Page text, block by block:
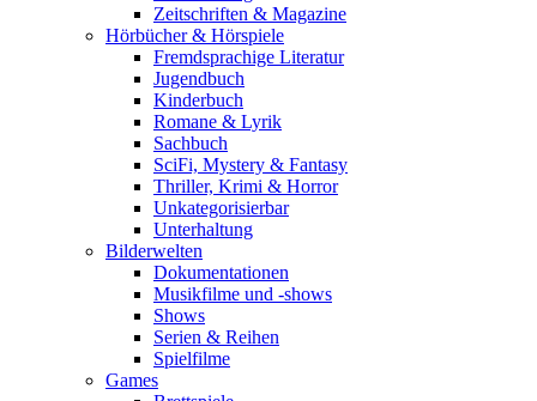
Zeitschriften & Magazine
Hörbücher & Hörspiele
Fremdsprachige Literatur
Jugendbuch
Kinderbuch
Romane & Lyrik
Sachbuch
SciFi, Mystery & Fantasy
Thriller, Krimi & Horror
Unkategorisierbar
Unterhaltung
Bilderwelten
Dokumentationen
Musikfilme und -shows
Shows
Serien & Reihen
Spielfilme
Games